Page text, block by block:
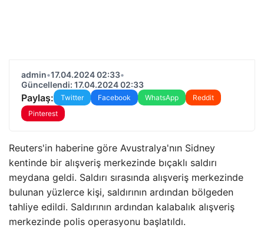
admin•17.04.2024 02:33•
Güncellendi: 17.04.2024 02:33
Paylaş: Twitter Facebook WhatsApp
Reddit
Pinterest
Reuters'in haberine göre Avustralya'nın Sidney
kentinde bir alışveriş merkezinde bıçaklı saldırı
meydana geldi. Saldırı sırasında alışveriş merkezinde
bulunan yüzlerce kişi, saldırının ardından bölgeden
tahliye edildi. Saldırının ardından kalabalık alışveriş
merkezinde polis operasyonu başlatıldı.